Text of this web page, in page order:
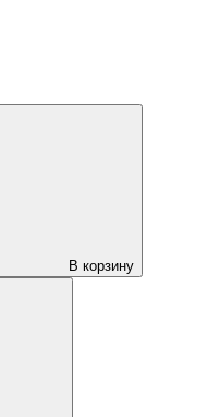
В корзину